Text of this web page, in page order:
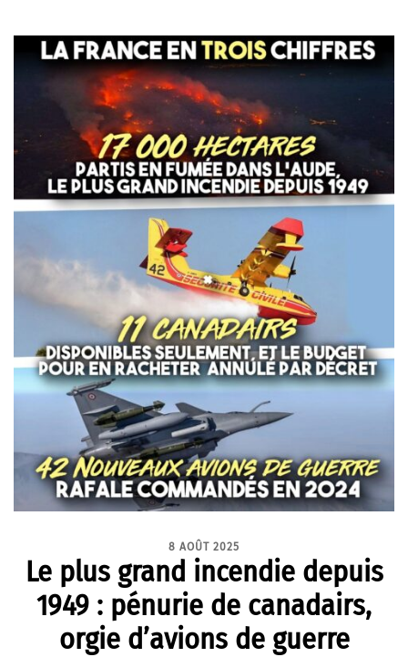
8 AOÛT 2025
Le plus grand incendie depuis
1949 : pénurie de canadairs,
orgie d’avions de guerre